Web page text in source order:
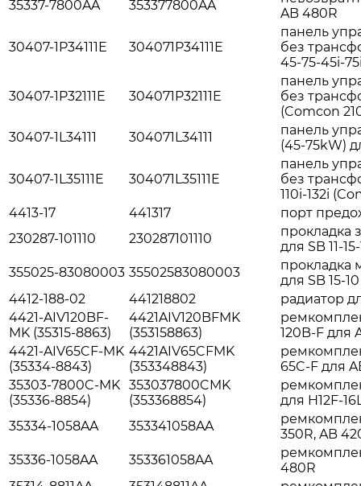
35337-7800AA 353377800AA
AB 480R
30407-1P34111E 304071P34111E
панель
без
45-75-45i-
30407-1P32111E 304071P32111E
панель
без
(Comcon
30407-1L34111
304071L34111
панель
(45-75kW)
30407-1L35111E 304071L35111E
панель
без
110i-132i
4413-17
441317
порт
230287-101110
230287101110
прокладка
для SB 11-
355025-83080003 35502583080003
прокладка
для SB 15-10
4412-188-02
441218802
радиатор
4421-AIV120BF-
MK (35315-8863)
4421AIV120BFMK
(353158863)
120B-F для
4421-AIV65CF-MK
(35334-8843)
4421AIV65CFMK
(353348843)
65C-F для
35303-7800C-MK
(35336-8854)
353037800CMK
(353368854)
для H12F-
35334-1058AA
353341058AA
350R, AB
35336-1058AA
353361058AA
480R